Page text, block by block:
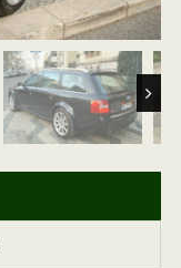
Next